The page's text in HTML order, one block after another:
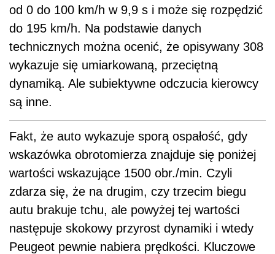
od 0 do 100 km/h w 9,9 s i może się rozpędzić
do 195 km/h. Na podstawie danych
technicznych można ocenić, że opisywany 308
wykazuje się umiarkowaną, przeciętną
dynamiką. Ale subiektywne odczucia kierowcy
są inne.
Fakt, że auto wykazuje sporą ospałość, gdy
wskazówka obrotomierza znajduje się poniżej
wartości wskazujące 1500 obr./min. Czyli
zdarza się, że na drugim, czy trzecim biegu
autu brakuje tchu, ale powyżej tej wartości
następuje skokowy przyrost dynamiki i wtedy
Peugeot pewnie nabiera prędkości. Kluczowe